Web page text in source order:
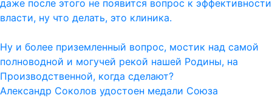
даже после этого не появится вопрос к эффективности
власти, ну что делать, это клиника.
Ну и более приземленный вопрос, мостик над самой
полноводной и могучей рекой нашей Родины, на
Производственной, когда сделают?
Александр Соколов удостоен медали Союза